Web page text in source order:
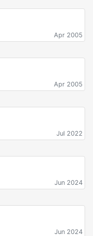
Apr 2005
Apr 2005
Jul 2022
Jun 2024
Jun 2024